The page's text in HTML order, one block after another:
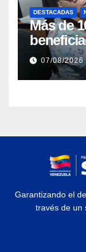
DESTACADAS
Más de
prótesis
07/08/2026
Garantizando el
través de un